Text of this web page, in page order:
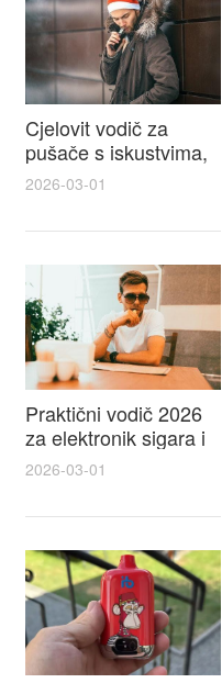
Cjelovit vodič za
pušače s iskustvima,
recenzijama i
cigarette na e cigareta
2026-03-01
Praktični vodič 2026
za elektronik sigara i
mtm e cigarete s
recenzijama i
2026-03-01